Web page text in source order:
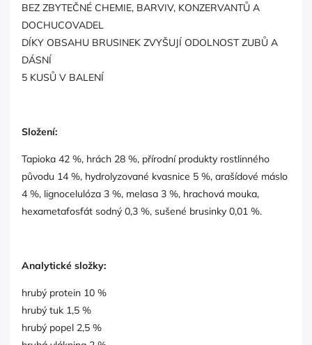
BEZ ZBYTEČNÉ CHEMIE, BARVIV, KONZERVANTŮ A
DOCHUCOVADEL
DÍKY OBSAHU BRUSINEK ZVYŠUJÍ ODOLNOST ZUBŮ A
DÁSNÍ
5 KUSŮ V BALENÍ
Složení:
Tapioka 42 %, hrách 28 %, přírodní produkty rostlinného
původu 14 %, hydrolyzované kvasnice 5 %, arašídové máslo
4 %, lignocelulóza 3 %, melasa 3 %, hrachová mouka,
hexametafosfát sodný 0,3 %, sušené brusinky 0,01 %.
Analytické složky:
hrubý protein 10 %
hrubý tuk 1,5 %
hrubý popel 2,5 %